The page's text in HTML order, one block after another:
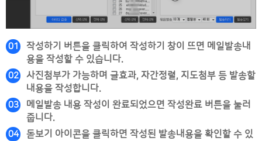
01
작성하기 버튼을 클릭하여 작성하기 창이 뜨면 메일발송내
용을 작성할 수 있습니다.
02
사진첨부가 가능하며 글효과, 자간정렬, 지도첨부 등 발송할
내용을 작성합니다.
03
메일발송 내용 작성이 완료되었으면 작성완료 버튼을 눌러
줍니다.
04
돋보기 아이콘을 클릭하면 작성된 발송내용을 확인할 수 있